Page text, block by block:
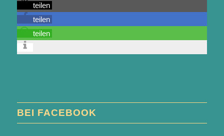
teilen
teilen
teilen
BEI FACEBOOK